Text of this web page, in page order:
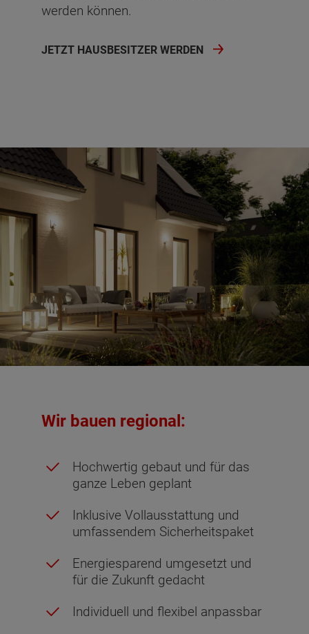
werden können.
JETZT HAUSBESITZER WERDEN
Wir bauen regional:
Hochwertig gebaut und für das
ganze Leben geplant
Inklusive Vollausstattung und
umfassendem Sicherheitspaket
Energiesparend umgesetzt und
für die Zukunft gedacht
Individuell und flexibel anpassbar